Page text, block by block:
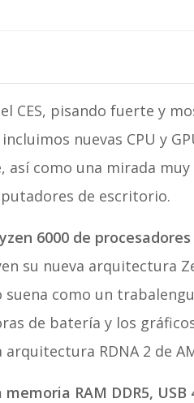
CES, pisando fuerte y
nuevas CPU y
como una mirada muy
de escritorio.
6000 de procesadores
su nueva arquitectura
suena como un
de batería y los
RDNA 2 de
RAM DDR5, USB